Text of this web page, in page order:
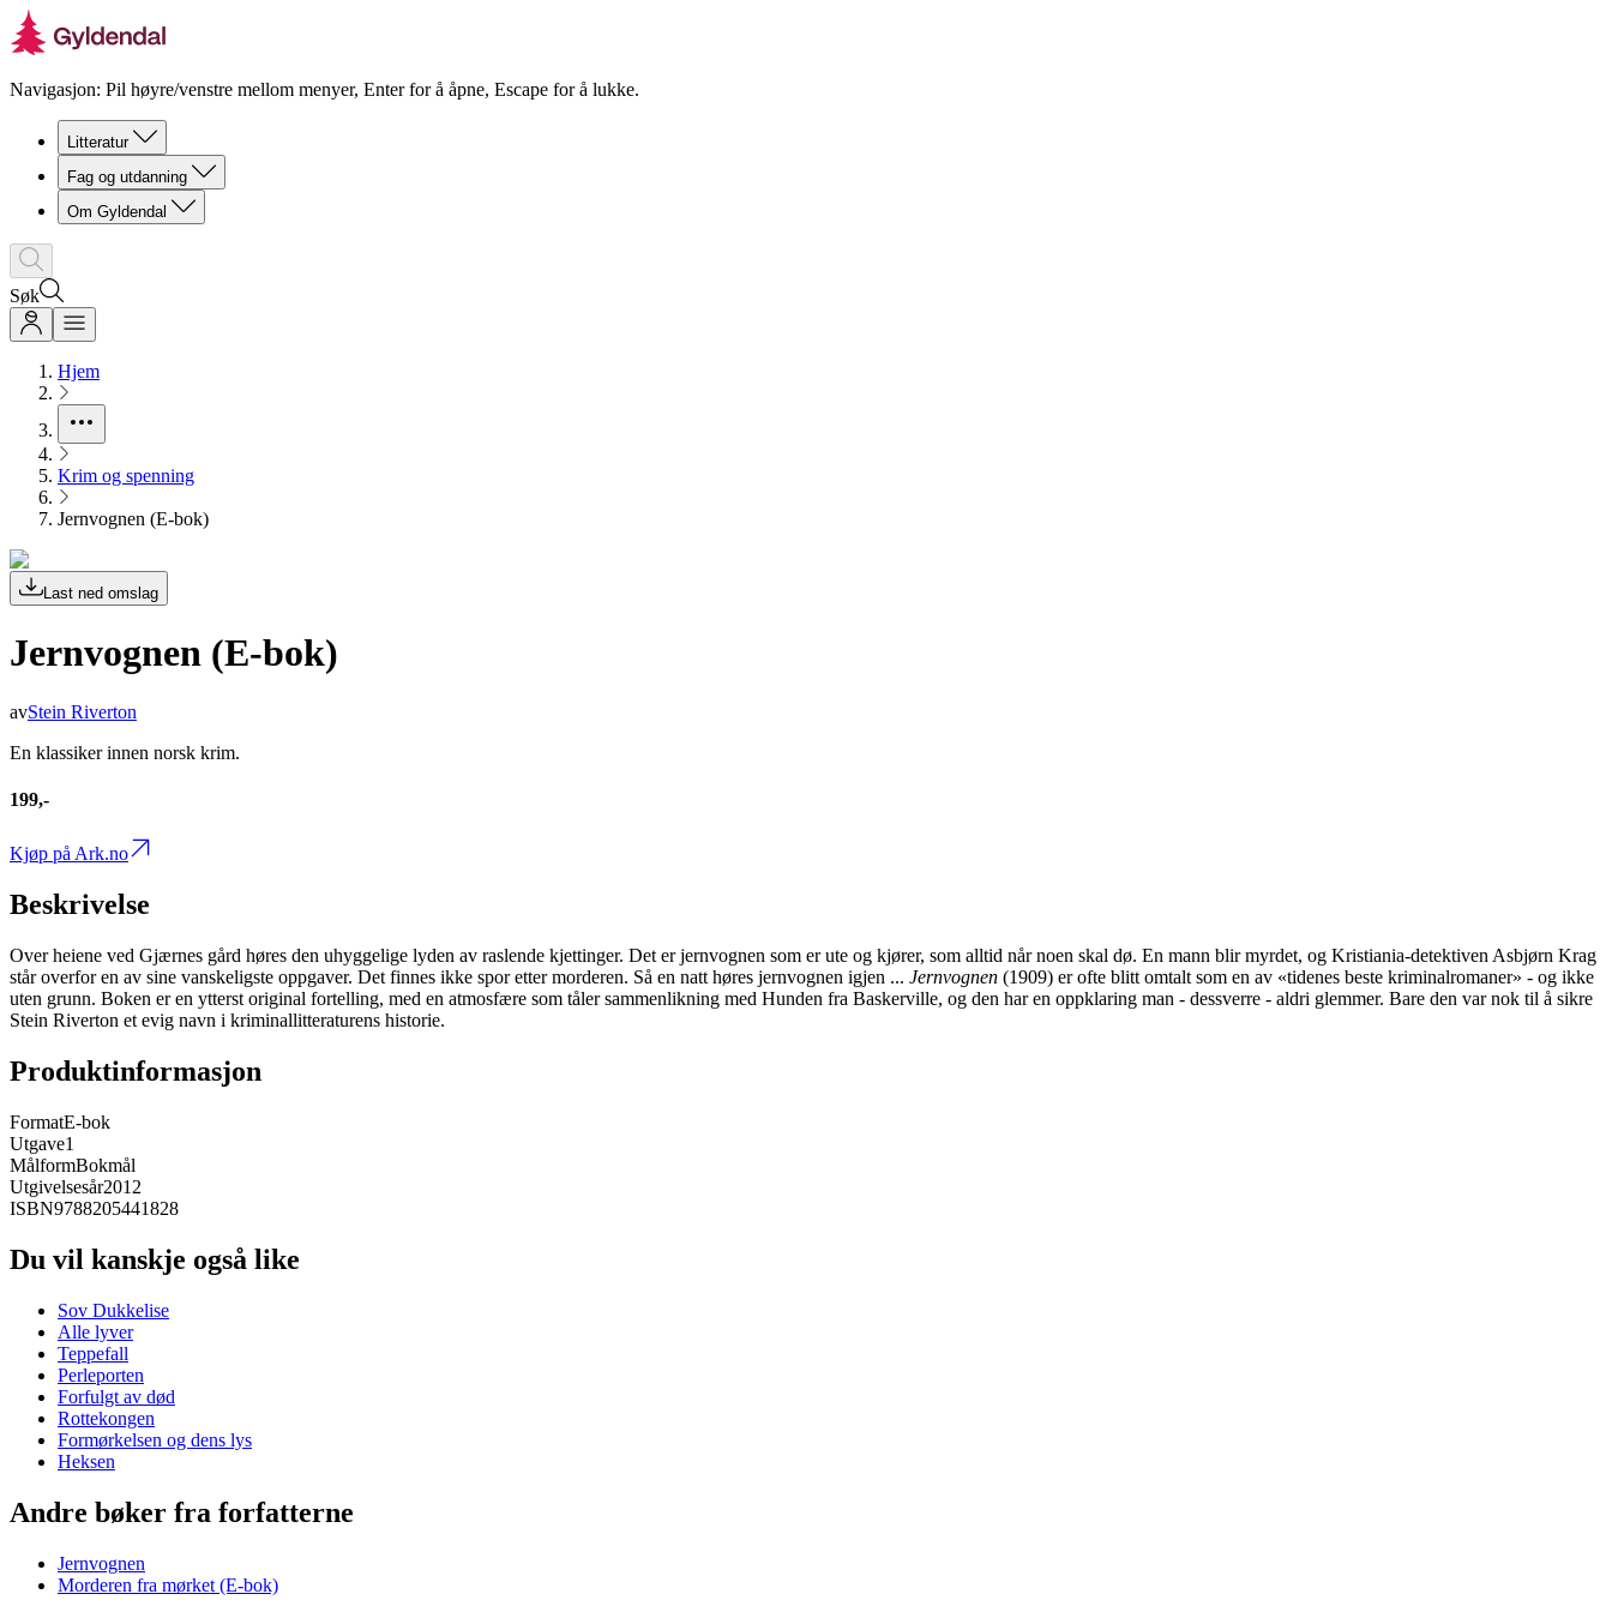
Navigasjon: Pil høyre/venstre mellom menyer, Enter for å åpne, Escape for å lukke.
Litteratur
Fag og utdanning
Om Gyldendal
Søk
Hjem
Krim og spenning
Jernvognen (E-bok)
Last ned omslag
Jernvognen (E-bok)
avStein Riverton
En klassiker innen norsk krim.
199,-
Kjøp på Ark.no
Beskrivelse
Over heiene ved Gjærnes gård høres den uhyggelige lyden av raslende kjettinger. Det er jernvognen som er ute og kjører, som alltid når noen skal dø. En mann blir myrdet, og Kristiania-detektiven Asbjørn Krag
står overfor en av sine vanskeligste oppgaver. Det finnes ikke spor etter morderen. Så en natt høres jernvognen igjen ... Jernvognen (1909) er ofte blitt omtalt som en av «tidenes beste kriminalromaner» - og ikke
uten grunn. Boken er en ytterst original fortelling, med en atmosfære som tåler sammenlikning med Hunden fra Baskerville, og den har en oppklaring man - dessverre - aldri glemmer. Bare den var nok til å sikre
Stein Riverton et evig navn i kriminallitteraturens historie.
Produktinformasjon
FormatE-bok
Utgave1
MålformBokmål
Utgivelsesår2012
ISBN9788205441828
Du vil kanskje også like
Sov Dukkelise
Alle lyver
Teppefall
Perleporten
Forfulgt av død
Rottekongen
Formørkelsen og dens lys
Heksen
Andre bøker fra forfatterne
Jernvognen
Morderen fra mørket (E-bok)